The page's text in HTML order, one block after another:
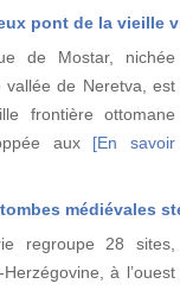
pont de la vieille
de Mostar, nichée
vallée de Neretva, est
frontière ottomane
aux [En savoir
médiévales
regroupe 28 sites,
à l’ouest